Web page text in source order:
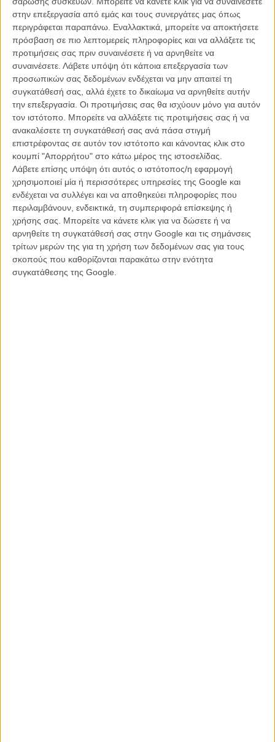
στην επεξεργασία από εμάς και τους συνεργάτες μας όπως
περιγράφεται παραπάνω. Εναλλακτικά, μπορείτε να αποκτήσετε
πρόσβαση σε πιο λεπτομερείς πληροφορίες και να αλλάξετε τις
προτιμήσεις σας πριν συναινέσετε ή να αρνηθείτε να
συναινέσετε. Λάβετε υπόψη ότι κάποια επεξεργασία των
προσωπικών σας δεδομένων ενδέχεται να μην απαιτεί τη
συγκατάθεσή σας, αλλά έχετε το δικαίωμα να αρνηθείτε αυτήν
την επεξεργασία. Οι προτιμήσεις σας θα ισχύουν μόνο για αυτόν
τον ιστότοπο. Μπορείτε να αλλάξετε τις προτιμήσεις σας ή να
ανακαλέσετε τη συγκατάθεσή σας ανά πάσα στιγμή
επιστρέφοντας σε αυτόν τον ιστότοπο και κάνοντας κλικ στο
κουμπί "Απορρήτου" στο κάτω μέρος της ιστοσελίδας.
Λάβετε επίσης υπόψη ότι αυτός ο ιστότοπος/η εφαρμογή
χρησιμοποιεί μία ή περισσότερες υπηρεσίες της Google και
ενδέχεται να συλλέγει και να αποθηκεύει πληροφορίες που
περιλαμβάνουν, ενδεικτικά, τη συμπεριφορά επίσκεψης ή
χρήσης σας. Μπορείτε να κάνετε κλικ για να δώσετε ή να
αρνηθείτε τη συγκατάθεσή σας στην Google και τις σημάνσεις
τρίτων μερών της για τη χρήση των δεδομένων σας για τους
σκοπούς που καθορίζονται παρακάτω στην ενότητα
συγκατάθεσης της Google.
Από την άλλη, το οικογενειακό παραμύθι«Φανταστικοί Φίλοι»
ξεκίνησε με λιγότερους του αναμενομένου… φίλους, ενώ σχεδόν
απαρατήρητα πέρασαν η απρόβλητη για τους δημοσιογράφους
περιπέτεια«Κρυμμένα Μυστικά» με τον Ράσελ Κρόου, το
αργεντίνικο θρίλερ «Το Μυστικό της Μαύρης Βαλίτσας»
32 οθόνες!) και η κομεντί«Το Λυσάρι της Ζωής»(365 από 8).
Εν αναμονή της«Furiosa»και των λανθιμικών «Ιστοριών
Καλοσύνης», μήπως και ισιώσει ο ταμειακός χάρτης.
Αναλυτικά το τοπ-10 των εισιτηρίων του τετραημέρου 23 έως
26 Μαΐου 2024:
«Γκάρφιλντ: Γάτος με Πέταλα»
, 38 αίθουσες στην Αθήνα, 84
πανελλαδικά, 6.338 (4η εβδομάδα) | Σύνολο εισιτηρίων μέχρι και
σήμερα: 56.513
«Η Τελευταία Συνεδρία του Φρόιντ»
, 30 αίθουσες στην Αθήνα, 49
πανελλαδικά, 5.678 (1η εβδομάδα)
«Φανταστικοί Φίλοι»
, 42 αίθουσες στην Αθήνα, 110 πανελλαδικά,